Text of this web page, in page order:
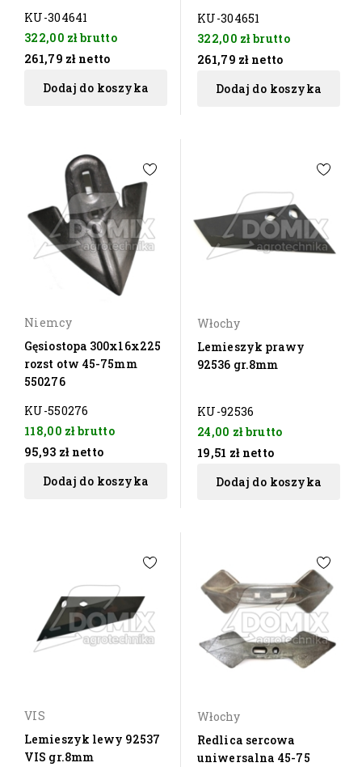
KU-304641
322,00 złbrutto
261,79 zł netto
Dodaj do koszyka
KU-304651
322,00 złbrutto
261,79 zł netto
Dodaj do koszyka
Niemcy
Gęsiostopa 300x16x225
rozst otw 45-75mm
550276
KU-550276
118,00 złbrutto
95,93 zł netto
Dodaj do koszyka
Włochy
Lemieszyk prawy
92536 gr.8mm
KU-92536
24,00 złbrutto
19,51 zł netto
Dodaj do koszyka
VIS
Lemieszyk lewy 92537
VIS gr.8mm
Włochy
Redlica sercowa
uniwersalna 45-75